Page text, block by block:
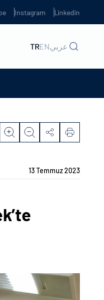
Instagram Linkedin
TRENعربي
13 Temmuz 2023